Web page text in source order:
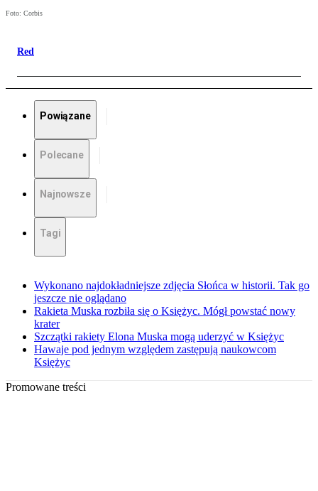
Foto: Corbis
Red
Powiązane
Polecane
Najnowsze
Tagi
Wykonano najdokładniejsze zdjęcia Słońca w historii. Tak go
jeszcze nie oglądano
Rakieta Muska rozbiła się o Księżyc. Mógł powstać nowy
krater
Szczątki rakiety Elona Muska mogą uderzyć w Księżyc
Hawaje pod jednym względem zastępują naukowcom
Księżyc
Promowane treści